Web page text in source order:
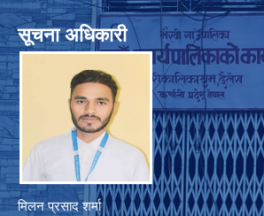
सूचना अधिकारी
मिलन प्रसाद शर्मा